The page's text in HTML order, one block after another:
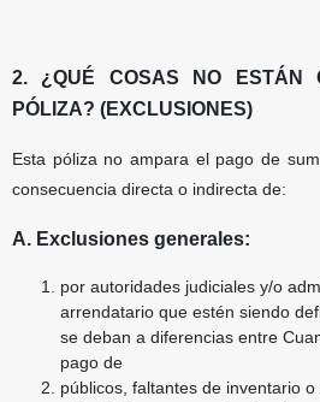
2. ¿QUÉ COSAS NO ESTÁN
PÓLIZA? (EXCLUSIONES)
Esta póliza no ampara el pago de
consecuencia directa o indirecta de:
A. Exclusiones generales:
por autoridades judiciales y/o
arrendatario que estén siendo
se deban a diferencias entre
pago de
públicos, faltantes de inventario